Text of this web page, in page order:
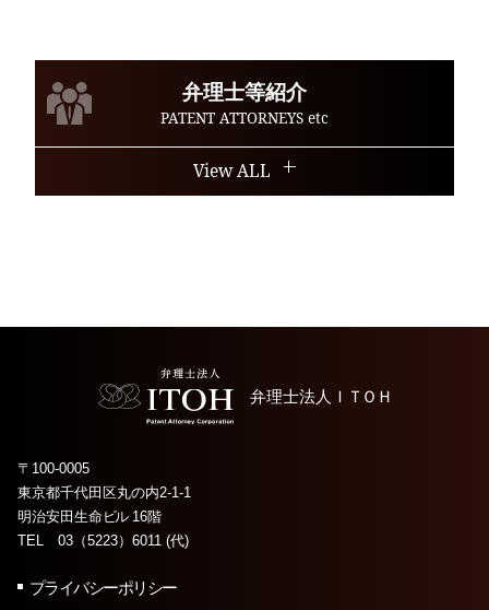
弁理士等紹介
PATENT ATTORNEYS etc
View ALL
弁理士法人 ＩＴＯＨ
〒100-0005
東京都千代田区丸の内2-1-1
明治安田生命 ビル16階
TEL 03（5223）6011 (代)
プライバシーポリシー